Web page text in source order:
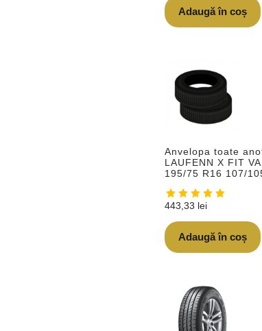
Adaugă în coș
Anvelopa toate
LAUFENN X FIT
195/75 R16 107/
443,33 lei
Adaugă în coș